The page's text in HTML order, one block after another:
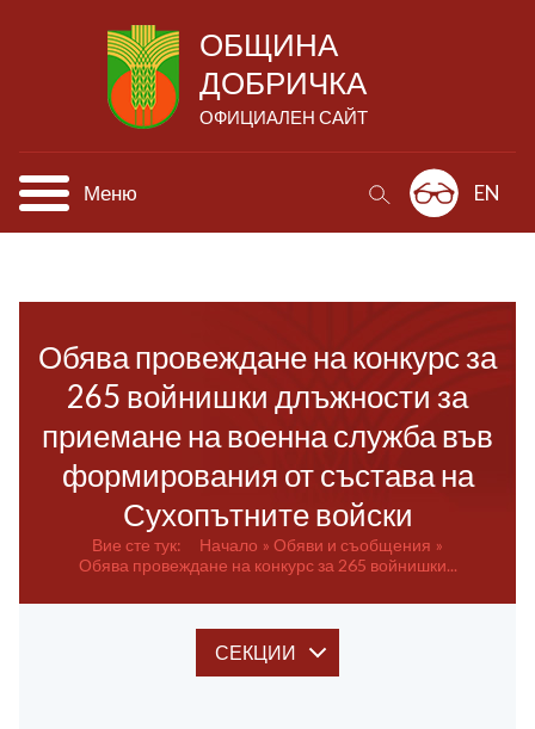
ОБЩИНА
ДОБРИЧКА
ОФИЦИАЛЕН САЙТ
Меню EN
Обява провеждане на конкурс за
265 войнишки длъжности за
приемане на военна служба във
формирования от състава на
Сухопътните войски
Вие сте тук: Начало
Обяви и съобщения
Обява провеждане на конкурс за 265 войнишки...
СЕКЦИИ